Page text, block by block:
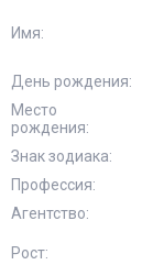
Имя:
День рождения:
Место
рождения:
Знак зодиака:
Профессия:
Агентство:
Рост: